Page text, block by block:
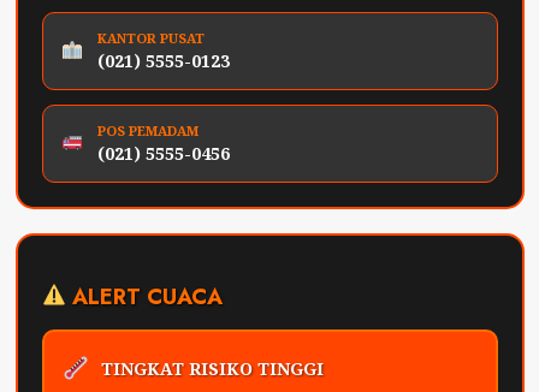
KANTOR PUSAT
(021) 5555-0123
POS PEMADAM
(021) 5555-0456
ALERT CUACA
TINGKAT RISIKO TINGGI